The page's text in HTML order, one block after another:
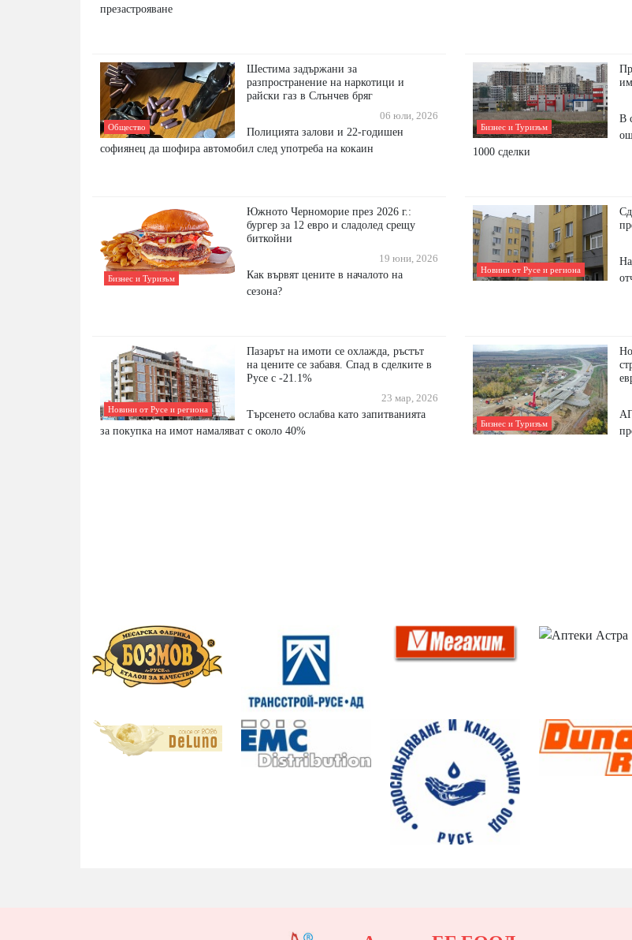
презастрояване
Общество
Шестима задържани за
разпространение на наркотици и
райски газ в Слънчев бряг
06 юли, 2026
Полицията залови и 22-годишен
софиянец да шофира автомобил след употреба на кокаин
Бизнес и Туризъм
В
1000 сделки
Бизнес и Туризъм
Южното Черноморие през 2026 г.:
бургер за 12 евро и сладолед срещу
биткойни
19 юни, 2026
Как вървят цените в началото на
сезона?
Новини от Русе и региона
Новини от Русе и региона
Пазарът на имоти се охлажда, ръстът
на цените се забавя. Спад в сделките в
Русе с -21.1%
23 мар, 2026
Търсенето ослабва като запитванията
за покупка на имот намаляват с около 40%
Бизнес и Туризъм